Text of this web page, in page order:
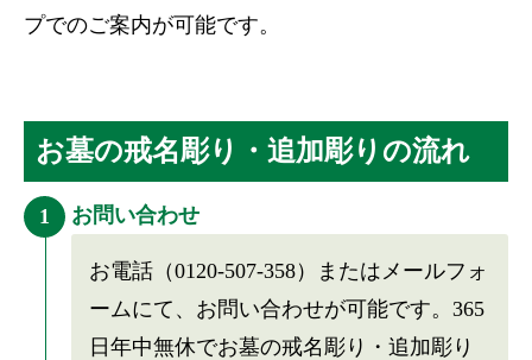
プでのご案内が可能です。
お墓の戒名彫り・追加彫りの流れ
1 お問い合わせ
お電話（0120-507-358）またはメールフォ
ームにて、お問い合わせが可能です。365
日年中無休でお墓の戒名彫り・追加彫り